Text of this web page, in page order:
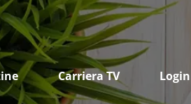
Carriera TV Login